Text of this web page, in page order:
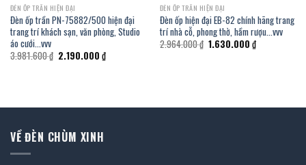
ĐÈN ỐP TRẦN HIỆN ĐẠI
Đèn ốp trần PN-75882/500 hiện đại
trang trí khách sạn, văn phòng, Studio
áo cưới…vvv
3.981.600₫ Giá
gốc
2.190.000 ₫Giá
hiện
ĐÈN ỐP TRẦN HIỆN ĐẠI
Đèn ốp hiện đại EB-82 chính hãng trang
trí nhà cỗ, phong thờ, hầm rượu…vvv
2.964.000₫ Giá
gốc
1.630.000 ₫Giá
hiện
VỀ ĐÈN CHÙM XINH